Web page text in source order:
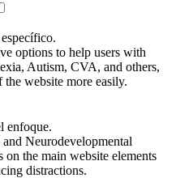
options to help users with
Autism, CVA, and others,
the website more easily.
enfoque.
Neurodevelopmental
on the main website elements
distractions.